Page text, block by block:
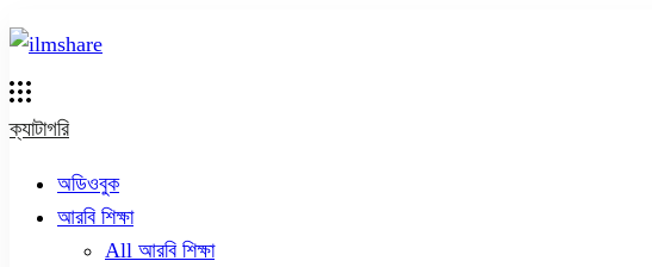
ক্যাটাগরি
অডিওবুক
আরবি শিক্ষা
All আরবি শিক্ষা